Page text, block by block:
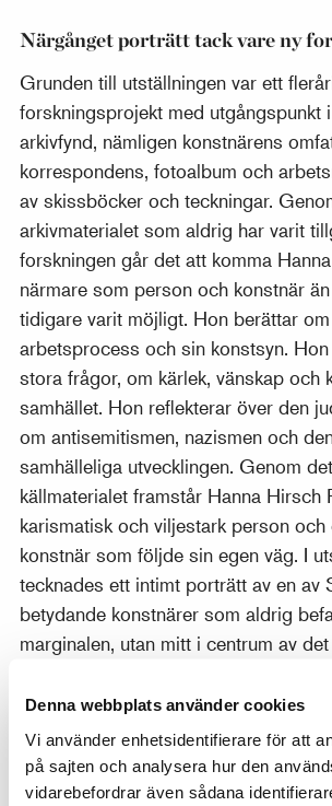
Denna webbplats använder cookies
Vi använder enhetsidentifierare för att
på sajten och analysera hur den
vidarebefordrar även sådana
Närgånget porträtt tack vare ny
Grunden till utställningen var ett
forskningsprojekt med utgångspunkt
arkivfynd, nämligen konstnärens
korrespondens, fotoalbum och
av skissböcker och teckningar.
arkivmaterialet som aldrig har varit
forskningen går det att komma
närmare som person och konstnär
tidigare varit möjligt. Hon berättar
arbetsprocess och sin konstsyn.
stora frågor, om kärlek, vänskap och
samhället. Hon reflekterar över den
om antisemitismen, nazismen och
samhälleliga utvecklingen. Genom
källmaterialet framstår Hanna Hirsch
karismatisk och viljestark person och
konstnär som följde sin egen väg. I
tecknades ett intimt porträtt av en av
betydande konstnärer som aldrig
marginalen, utan mitt i centrum av
Katalog
Utställningen kompletteras av en rikt